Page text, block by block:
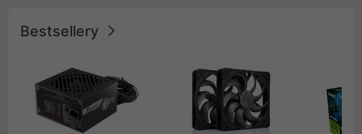
Bestsellery